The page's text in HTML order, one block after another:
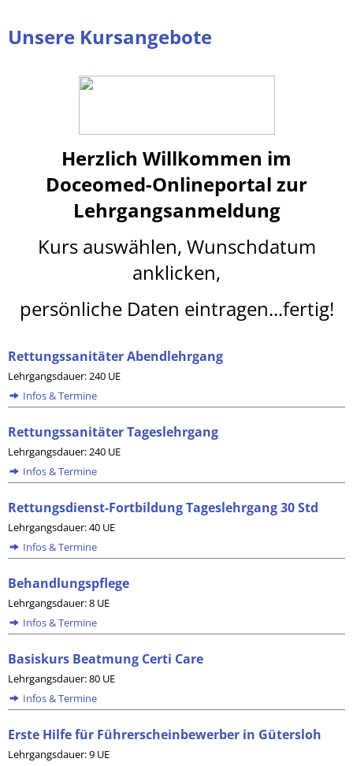
Unsere Kursangebote
Herzlich Willkommen im
Doceomed-Onlineportal zur
Lehrgangsanmeldung
Kurs auswählen, Wunschdatum
anklicken,
persönliche Daten eintragen...fertig!
Rettungssanitäter Abendlehrgang
Lehrgangsdauer: 240 UE
Infos & Termine
Rettungssanitäter Tageslehrgang
Lehrgangsdauer: 240 UE
Infos & Termine
Rettungsdienst-Fortbildung Tageslehrgang 30 Std
Lehrgangsdauer: 40 UE
Infos & Termine
Behandlungspflege
Lehrgangsdauer: 8 UE
Infos & Termine
Basiskurs Beatmung Certi Care
Lehrgangsdauer: 80 UE
Infos & Termine
Erste Hilfe für Führerscheinbewerber in Gütersloh
Lehrgangsdauer: 9 UE